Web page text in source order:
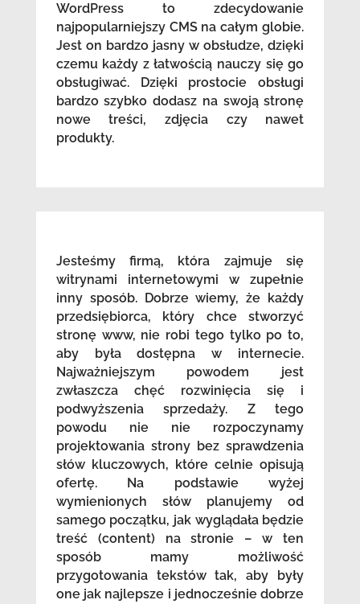
WordPress to zdecydowanie
najpopularniejszy CMS na całym globie.
Jest on bardzo jasny w obsłudze, dzięki
czemu każdy z łatwością nauczy się go
obsługiwać. Dzięki prostocie obsługi
bardzo szybko dodasz na swoją stronę
nowe treści, zdjęcia czy nawet
produkty.
Jesteśmy firmą, która zajmuje się
witrynami internetowymi w zupełnie
inny sposób. Dobrze wiemy, że każdy
przedsiębiorca, który chce stworzyć
stronę www, nie robi tego tylko po to,
aby była dostępna w internecie.
Najważniejszym powodem jest
zwłaszcza chęć rozwinięcia się i
podwyższenia sprzedaży. Z tego
powodu nie nie rozpoczynamy
projektowania strony bez sprawdzenia
słów kluczowych, które celnie opisują
ofertę. Na podstawie wyżej
wymienionych słów planujemy od
samego początku, jak wyglądała będzie
treść (content) na stronie – w ten
sposób mamy możliwość
przygotowania tekstów tak, aby były
one jak najlepsze i jednocześnie dobrze